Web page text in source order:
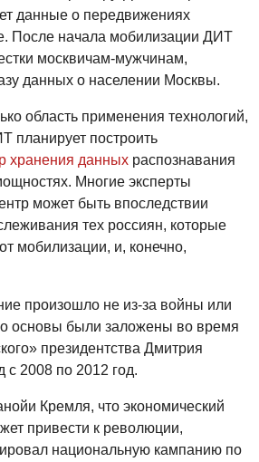
данные о передвижениях
После начала мобилизации ДИТ
москвичам-мужчинам,
данных о населении Москвы.
область применения технологий,
планирует построить
хранения данных распознавания
Многие эксперты
может быть впоследствии
тех россиян, которые
мобилизации, и, конечно,
произошло не из-за войны или
основы были заложены во время
президентства Дмитрия
2008 по 2012 год.
Кремля, что экономический
привести к революции,
национальную кампанию по